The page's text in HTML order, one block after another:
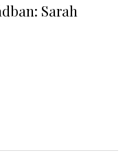
Sarah